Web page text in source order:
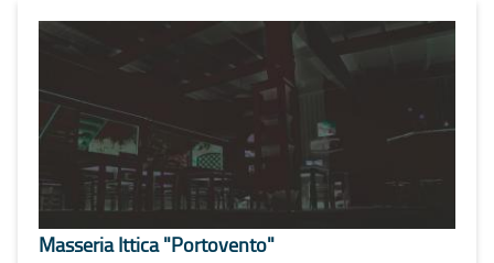
Masseria Ittica "Portovento"